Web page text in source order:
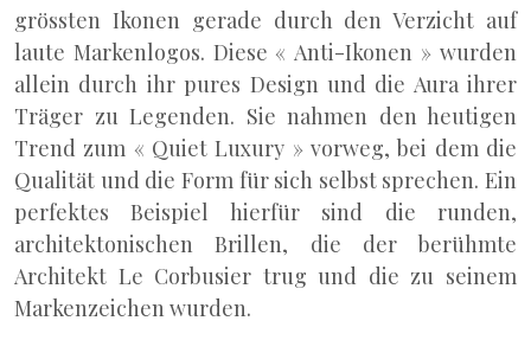
grössten Ikonen gerade durch den Verzicht auf
laute Markenlogos. Diese « Anti-Ikonen » wurden
allein durch ihr pures Design und die Aura ihrer
Träger zu Legenden. Sie nahmen den heutigen
Trend zum « Quiet Luxury » vorweg, bei dem die
Qualität und die Form für sich selbst sprechen. Ein
perfektes Beispiel hierfür sind die runden,
architektonischen Brillen, die der berühmte
Architekt Le Corbusier trug und die zu seinem
Markenzeichen wurden.